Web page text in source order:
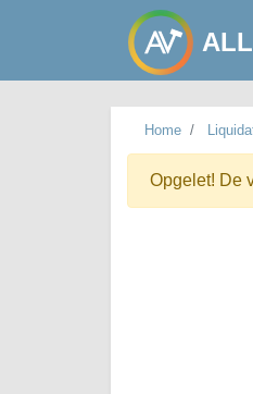
Home
Opgelet! De